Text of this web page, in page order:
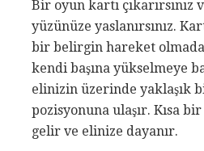
Bir oyun kartı çıkarırsınız
yüzünüze yaslanırsınız.
bir belirgin hareket
kendi başına yükselmeye
elinizin üzerinde yaklaşık
pozisyonuna ulaşır. Kısa
gelir ve elinize dayanır.